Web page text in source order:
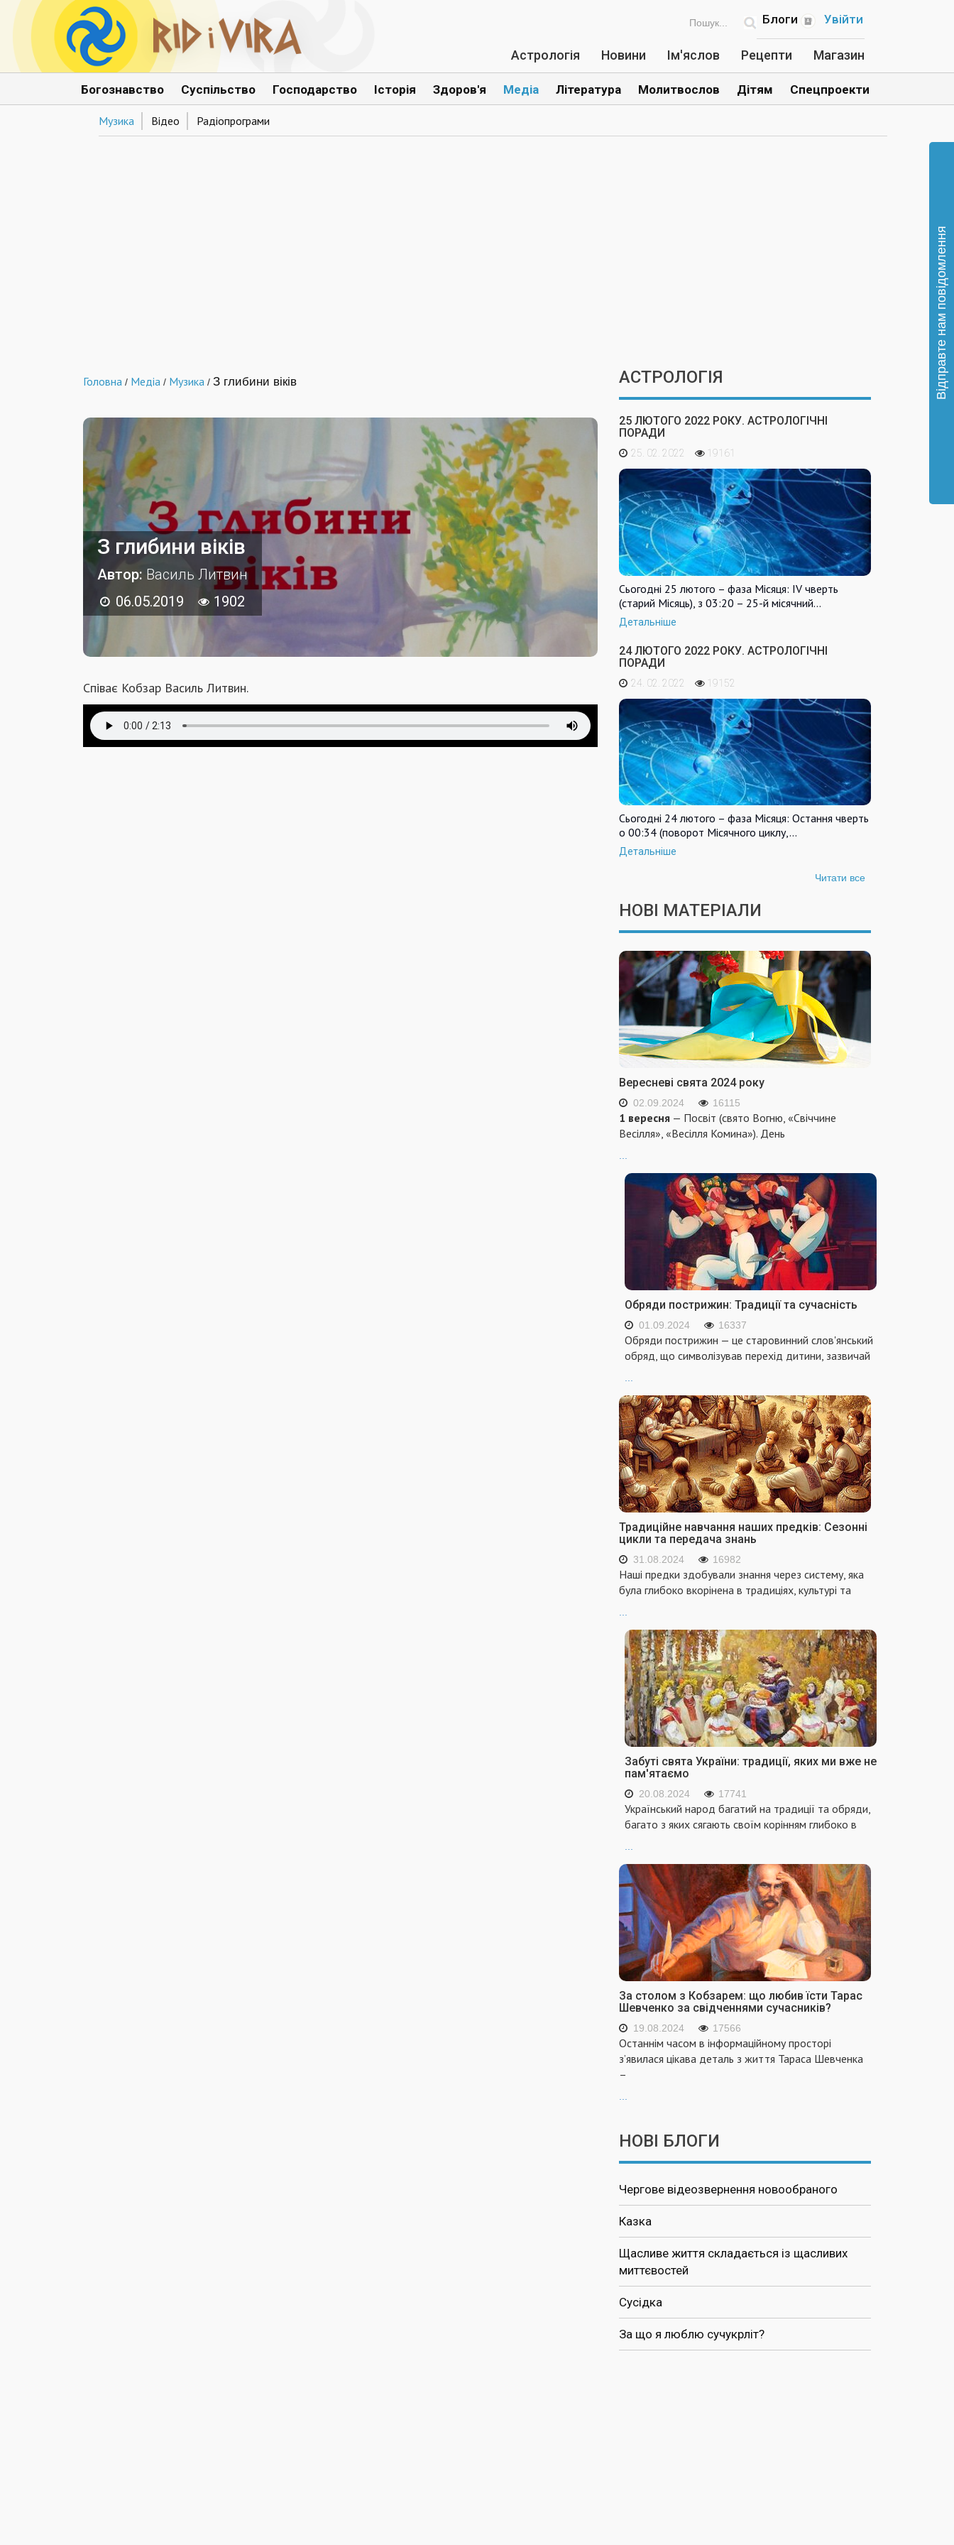
Увійти
Блоги
Астрологія Новини Ім'яслов Рецепти Магазин
Богознавство Суспільство Господарство Історія Здоров'я Медіа
Музика Відео Радіопрограми
Література Молитвослов Дітям Спецпроекти
Головна / Медіа / Музика / З глибини віків
З глибини віків
Автор: Василь Литвин
06.05.2019
1902
Співає Кобзар Василь Литвин.
АСТРОЛОГІЯ
25 ЛЮТОГО 2022 РОКУ. АСТРОЛОГІЧНІ
ПОРАДИ
25. 02. 2022 19161
Сьогодні 25 лютого – фаза Місяця: IV чверть
(старий Місяць), з 03:20 – 25-й місячний…
Детальніше
24 ЛЮТОГО 2022 РОКУ. АСТРОЛОГІЧНІ
ПОРАДИ
24. 02. 2022 19152
Сьогодні 24 лютого – фаза Місяця: Остання чверть
о 00:34 (поворот Місячного циклу,…
Детальніше
Читати все
НОВІ МАТЕРІАЛИ
Вересневі свята 2024 року
02.09.2024 16115
1 вересня — Посвіт (свято Вогню, «Свіччине
Весілля», «Весілля Комина»). День
...
Обряди пострижин: Традиції та сучасність
01.09.2024 16337
Обряди пострижин — це старовинний слов'янський
обряд, що символізував перехід дитини, зазвичай
...
Традиційне навчання наших предків: Сезонні
цикли та передача знань
31.08.2024 16982
Наші предки здобували знання через систему, яка
була глибоко вкорінена в традиціях, культурі та
...
Забуті свята України: традиції, яких ми вже не
пам'ятаємо
20.08.2024 17741
Український народ багатий на традиції та обряди,
багато з яких сягають своїм корінням глибоко в
...
За столом з Кобзарем: що любив їсти Тарас
Шевченко за свідченнями сучасників?
19.08.2024 17566
Останнім часом в інформаційному просторі
з’явилася цікава деталь з життя Тараса Шевченка
–
...
НОВІ БЛОГИ
Чергове відеозвернення новообраного
Казка
Щасливе життя складається із щасливих
миттєвостей
Сусідка
За що я люблю сучукрліт?
Відправте нам повідомлення